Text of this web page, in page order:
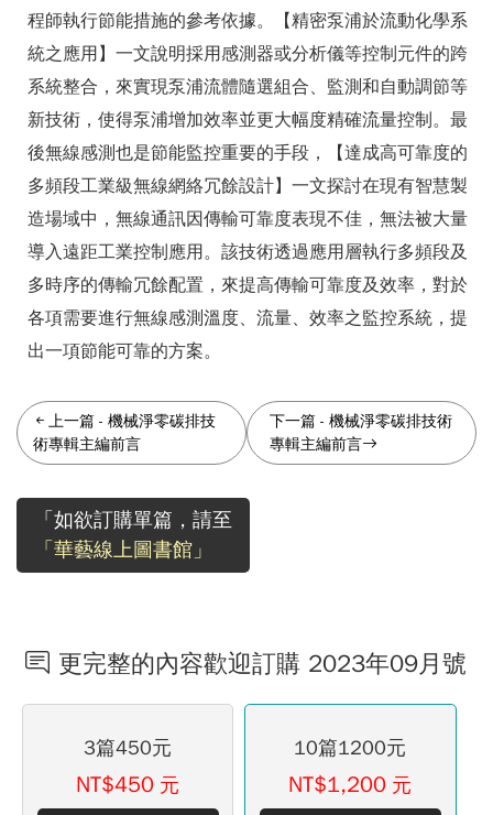
程師執行節能措施的參考依據。【精密泵浦於流動化學系
統之應用】一文說明採用感測器或分析儀等控制元件的跨
系統整合，來實現泵浦流體隨選組合、監測和自動調節等
新技術，使得泵浦增加效率並更大幅度精確流量控制。最
後無線感測也是節能監控重要的手段，【達成高可靠度的
多頻段工業級無線網絡冗餘設計】一文探討在現有智慧製
造場域中，無線通訊因傳輸可靠度表現不佳，無法被大量
導入遠距工業控制應用。該技術透過應用層執行多頻段及
多時序的傳輸冗餘配置，來提高傳輸可靠度及效率，對於
各項需要進行無線感測溫度、流量、效率之監控系統，提
出一項節能可靠的方案。
上一篇 - 機械淨零碳排技
術專輯主編前言
下一篇 - 機械淨零碳排技術
專輯主編前言
「如欲訂購單篇，請至
「華藝線上圖書館」
更完整的內容歡迎訂購 2023年09月號
3篇450元
NT$450 元
10篇1200元
NT$1,200 元